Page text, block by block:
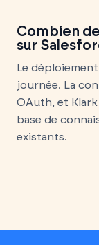
Combien
sur
Le
journée. La
OAuth, et
base de
existants.